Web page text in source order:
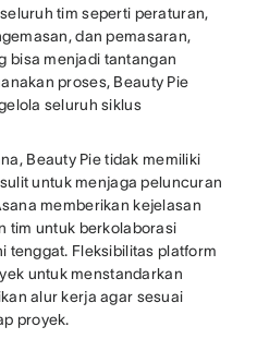
tim seperti peraturan,
dan pemasaran,
bisa menjadi tantangan
proses, Beauty Pie
seluruh siklus
Beauty Pie tidak memiliki
untuk menjaga peluncuran
memberikan kejelasan
tim untuk berkolaborasi
tenggat. Fleksibilitas platform
untuk menstandarkan
alur kerja agar sesuai
proyek.